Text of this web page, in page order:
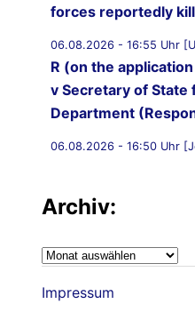
forces reportedly
06.08.2026 - 16:55 Uhr
R (on the
v Secretary of State
Department
06.08.2026 - 16:50 Uhr
14 peaceful
Action
06.08.2026 - 16:19 Uhr
Archiv:
Archiv:
Impressum